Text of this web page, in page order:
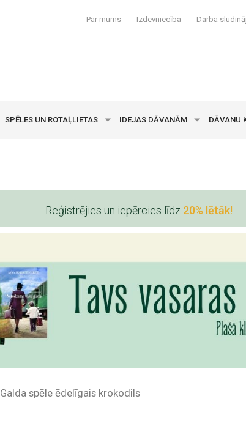
Par mums Izdevniecība Darba
SPĒLES UN ROTAĻLIETAS IDEJAS DĀVANĀM DĀVANU
Reģistrējies un iepērcies līdz 20% lētāk!
Galda spēle ēdelīgais krokodils